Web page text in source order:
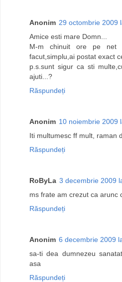
Anonim 29 octombrie 2009
Amice esti mare Domn...
M-m chinuit ore pe
facut,simplu,ai postat exact
p.s.sunt sigur ca sti
ajuti...?
Răspundeți
Anonim 10 noiembrie 2009
Iti multumesc ff mult, raman
Răspundeți
RoByLa 3 decembrie 2009
ms frate am crezut ca arunc
Răspundeți
Anonim 6 decembrie 2009
sa-ti dea dumnezeu
asa
Răspundeți